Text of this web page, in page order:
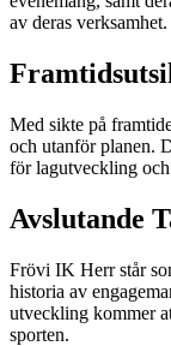
av deras verksamhet.
Med sikte på
och utanför planen.
för lagutveckling
Avslutande
Frövi IK Herr står
historia av
utveckling kommer
sporten.